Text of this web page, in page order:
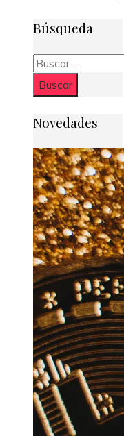
Búsqueda
Buscar:
Novedades